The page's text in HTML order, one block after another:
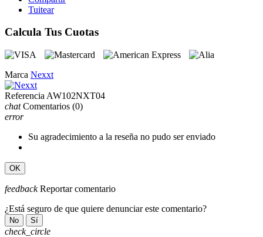
Tuitear
Calcula Tus Cuotas
Marca Nexxt
Referencia AW102NXT04
chat Comentarios (0)
error
Su agradecimiento a la reseña no pudo ser enviado
OK
feedback Reportar comentario
¿Está seguro de que quiere denunciar este comentario?
No Sí
check_circle